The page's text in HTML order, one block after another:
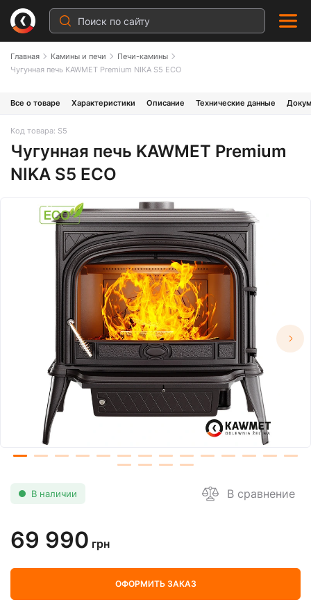
Главная Камины и печи
Печи-камины
Чугунная печь KAWMET Premium NIKA S5 ECO
Все о товаре Характеристики Описание Технические данные
Код товара: S5
Чугунная печь KAWMET Premium
NIKA S5 ECO
В наличии В сравнение
69 990 грн
ОФОРМИТЬ ЗАКАЗ